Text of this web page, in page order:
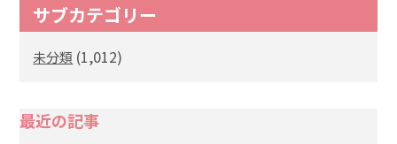
サブカテゴリー
未分類 (1,012)
最近の記事